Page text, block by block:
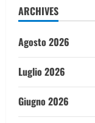
ARCHIVES
Agosto 2026
Luglio 2026
Giugno 2026